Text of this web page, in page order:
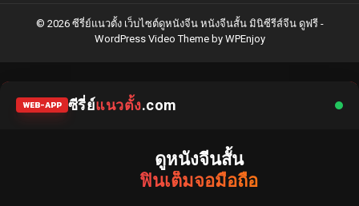
© 2026 ซีรี่ย์แนวตั้ง เว็บไซต์ดูหนังจีน หนังจีนสั้น มินิซีรีส์จีน ดูฟรี -
WordPress Video Themeby WPEnjoy
WEB-APP ซีรี่ย์แนวตั้ง.com
ดูหนังจีนสั้น
ฟินเต็มจอมือถือ